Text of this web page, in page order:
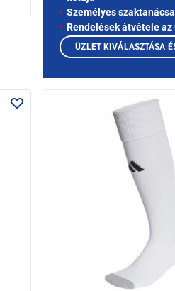
Személyes
Rendelések átvétele